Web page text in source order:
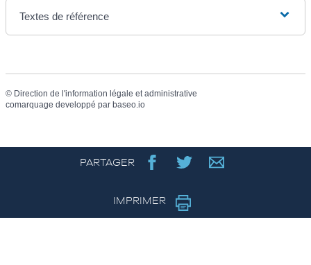
Textes de référence
© Direction de l'information légale et administrative
comarquage developpé par baseo.io
PARTAGER
IMPRIMER